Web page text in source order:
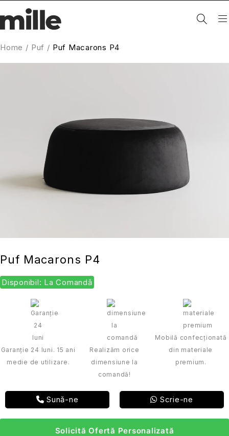
Home / Puf / Puf Macarons P4
Puf Macarons P4
Disponibil: La Comandă
Garanție 24 luni. 15 ani
medie de utilizare.
Realizăm orice
dimensiune la
comandă!
Mobilă confecționată
din materiale
premium.
Sună-ne Scrie-ne
Solicită Ofertă Personalizată